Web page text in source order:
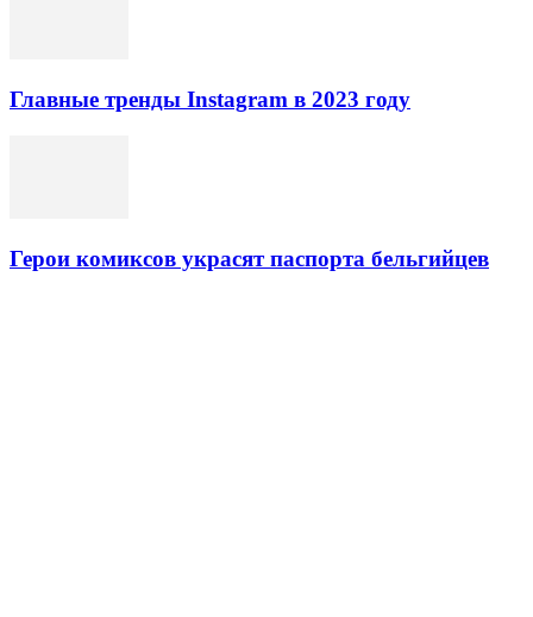
Главные тренды Instagram в 2023 году
Герои комиксов украсят паспорта бельгийцев